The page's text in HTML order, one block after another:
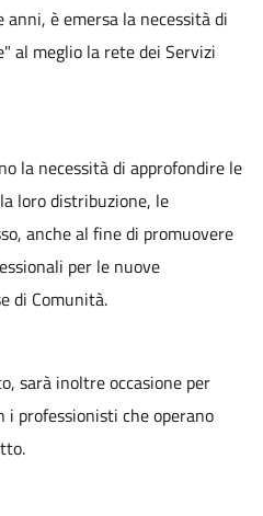
è emersa la necessità di
al meglio la rete dei Servizi
la necessità di approfondire le
loro distribuzione, le
anche al fine di promuovere
per le nuove
di Comunità.
sarà inoltre occasione per
i professionisti che operano